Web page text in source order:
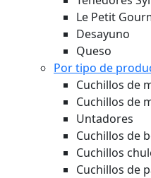
Desayuno
Queso
Por tipo de
Cuchillos de
Cuchillos de
Untadores
Cuchillos de
Cuchillos
Cuchillos de
Cuchillos de